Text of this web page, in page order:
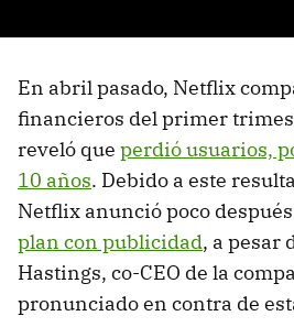
En abril pasado, Netflix
financieros del primer
reveló que perdió usuarios,
10 años. Debido a este
Netflix anunció poco
plan con publicidad, a pesar
Hastings, co-CEO de la
pronunciado en contra de